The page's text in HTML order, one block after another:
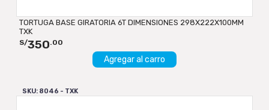
TORTUGA BASE GIRATORIA 6T DIMENSIONES 298X222X100MM
TXK
S/350.00
Agregar al carro
SKU: 8046 - TXK